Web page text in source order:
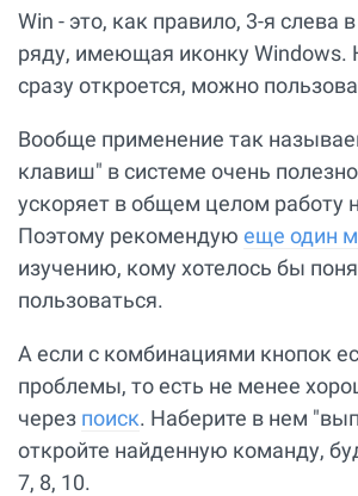
Win - это, как правило, 3-я
ряду, имеющая иконку Windows.
сразу откроется, можно
Вообще применение так
клавиш" в системе очень
ускоряет в общем целом работу
Поэтому рекомендую еще один
изучению, кому хотелось бы
пользоваться.
А если с комбинациями кнопок
проблемы, то есть не менее
через поиск. Наберите в нем
откройте найденную команду,
7, 8, 10.